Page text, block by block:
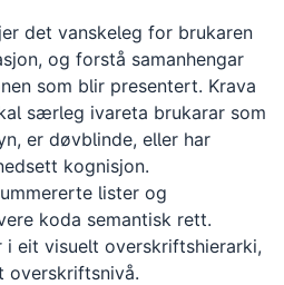
det vanskeleg for brukaren
og forstå samanhengar
som blir presentert. Krava
særleg ivareta brukarar som
er døvblinde, eller har
kognisjon.
lister og
koda semantisk rett.
i eit visuelt overskriftshierarki,
overskriftsnivå.